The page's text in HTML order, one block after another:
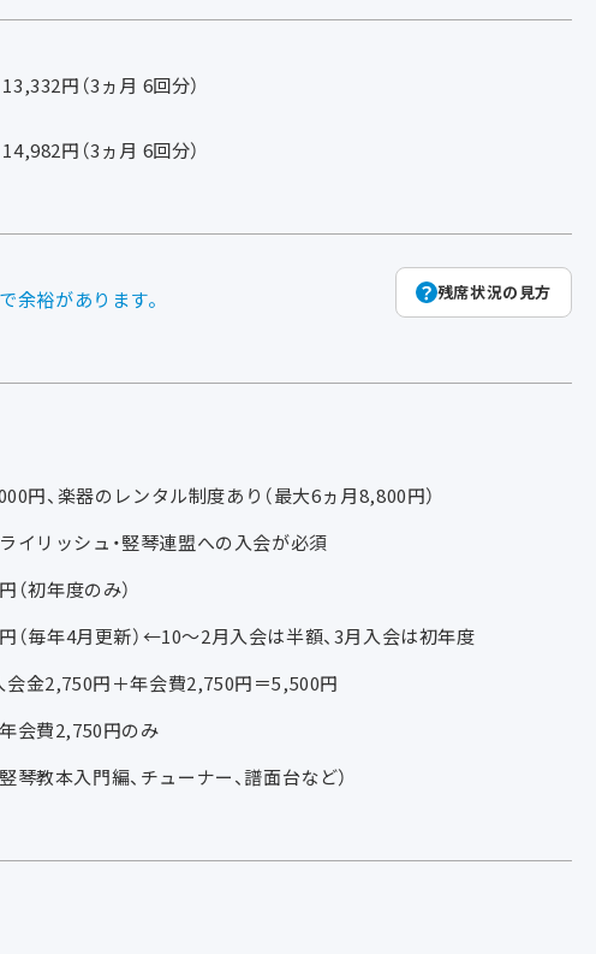
13,332円（3ヵ月 6回分）
14,982円（3ヵ月 6回分）
余裕があります。 残席状況の見方
円、楽器のレンタル制度あり（最大6ヵ月8,800円）
イリッシュ・竪琴連盟への入会が必須
（初年度のみ）
（毎年4月更新）←10～2月入会は半額、3月入会は初年度
金2,750円＋年会費2,750円＝5,500円
会費2,750円のみ
琴教本入門編、チューナー、譜面台など）